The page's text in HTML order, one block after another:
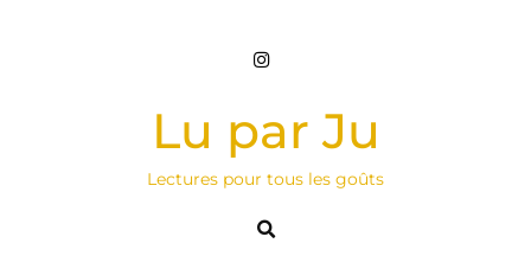
Lu par Ju
Lectures pour tous les goûts